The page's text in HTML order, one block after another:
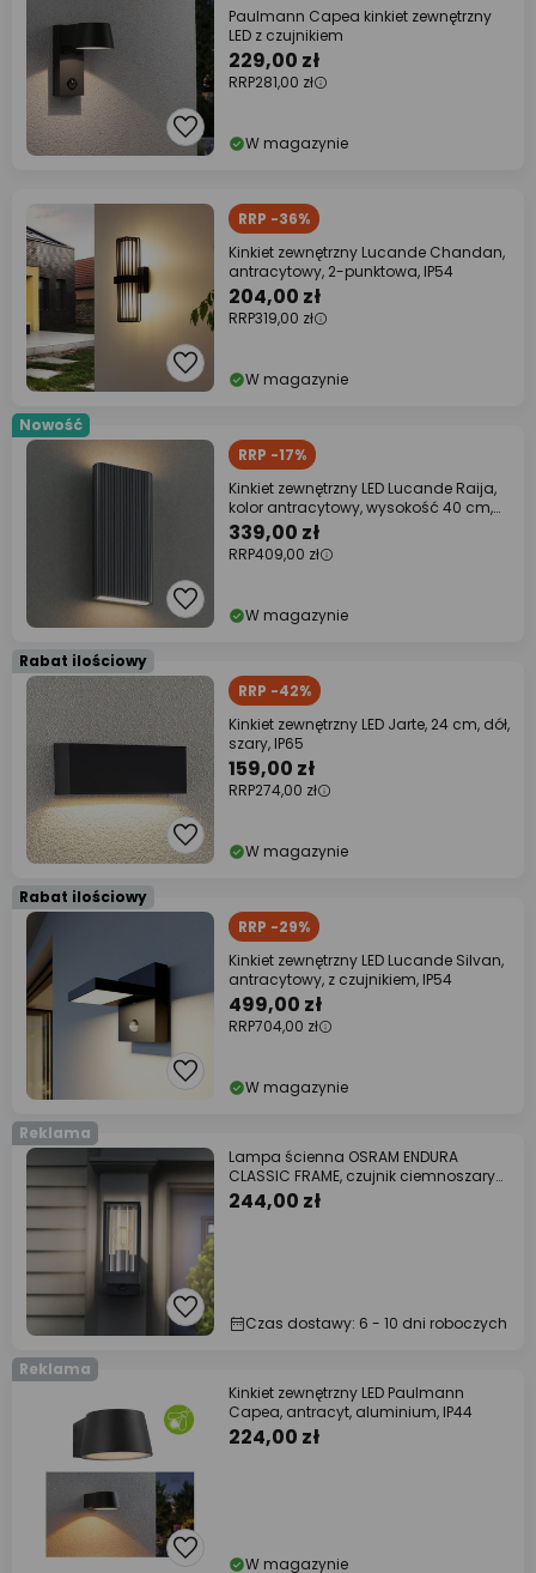
Paulmann Capea kinkiet zewnętrzny
LED z czujnikiem
229,00 zł
RRP281,00 zł
W magazynie
RRP -36%
Kinkiet zewnętrzny Lucande Chandan,
antracytowy, 2-punktowa, IP54
204,00 zł
RRP319,00 zł
W magazynie
Nowość
RRP -17%
Kinkiet zewnętrzny LED Lucande Raija,
kolor antracytowy, wysokość 40 cm,
CCT
339,00 zł
RRP409,00 zł
W magazynie
Rabat ilościowy
RRP -42%
Kinkiet zewnętrzny LED Jarte, 24 cm, dół,
szary, IP65
159,00 zł
RRP274,00 zł
W magazynie
Rabat ilościowy
RRP -29%
Kinkiet zewnętrzny LED Lucande Silvan,
antracytowy, z czujnikiem, IP54
499,00 zł
RRP704,00 zł
W magazynie
Reklama
Lampa ścienna OSRAM ENDURA
CLASSIC FRAME, czujnik ciemnoszary
IP54
244,00 zł
Czas dostawy: 6 - 10 dni roboczych
Reklama
Kinkiet zewnętrzny LED Paulmann
Capea, antracyt, aluminium, IP44
224,00 zł
W magazynie